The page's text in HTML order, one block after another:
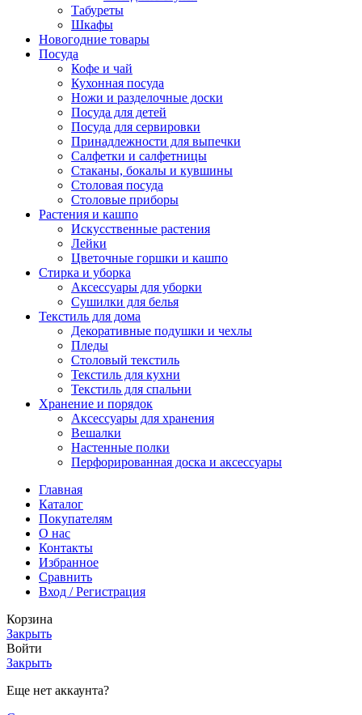
Табуреты
Шкафы
Новогодние товары
Посуда
Кофе и чай
Кухонная посуда
Ножи и разделочные доски
Посуда для детей
Посуда для сервировки
Принадлежности для выпечки
Салфетки и салфетницы
Стаканы, бокалы и кувшины
Столовая посуда
Столовые приборы
Растения и кашпо
Искусственные растения
Лейки
Цветочные горшки и кашпо
Стирка и уборка
Аксессуары для уборки
Сушилки для белья
Текстиль для дома
Декоративные подушки и чехлы
Пледы
Столовый текстиль
Текстиль для кухни
Текстиль для спальни
Хранение и порядок
Аксессуары для хранения
Вешалки
Настенные полки
Перфорированная доска и аксессуары
Главная
Каталог
Покупателям
О нас
Контакты
Избранное
Сравнить
Вход / Регистрация
Корзина
Закрыть
Войти
Закрыть
Еще нет аккаунта?